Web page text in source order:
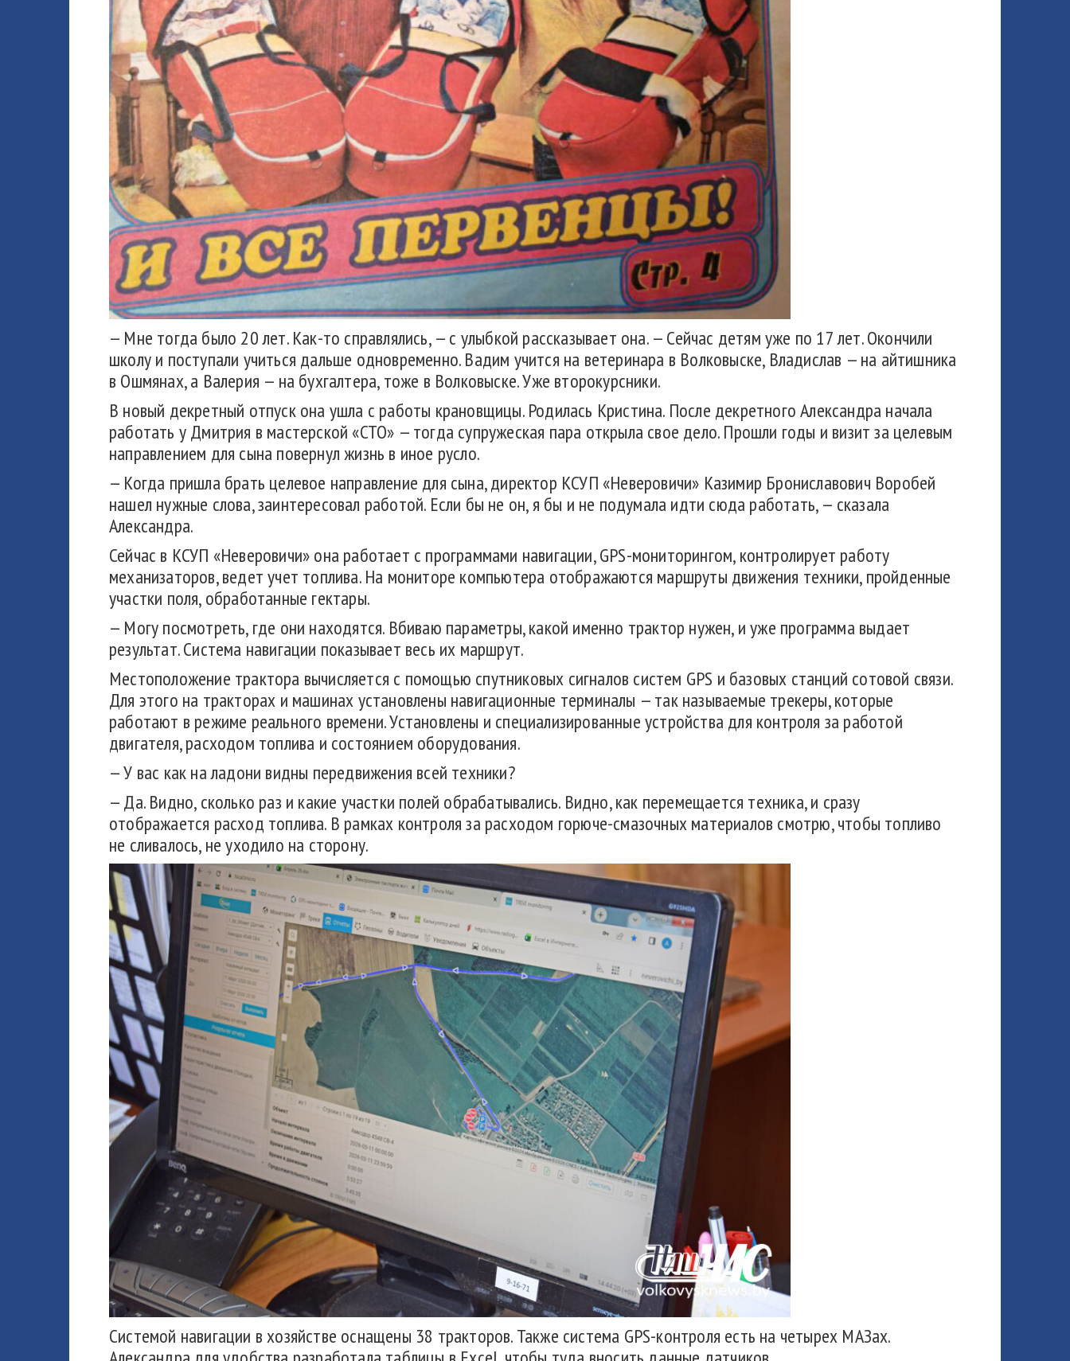
— Мне тогда было 20 лет. Как-то справлялись, — с улыбкой рассказывает она. — Сейчас детям уже по 17 лет. Окончили
школу и поступали учиться дальше одновременно. Вадим учится на ветеринара в Волковыске, Владислав — на айтишника
в Ошмянах, а Валерия — на бухгалтера, тоже в Волковыске. Уже второкурсники.
В новый декретный отпуск она ушла с работы крановщицы. Родилась Кристина. После декретного Александра начала
работать у Дмитрия в мастерской «СТО» — тогда супружеская пара открыла свое дело. Прошли годы и визит за целевым
направлением для сына повернул жизнь в иное русло.
— Когда пришла брать целевое направление для сына, директор КСУП «Неверовичи» Казимир Брониславович Воробей
нашел нужные слова, заинтересовал работой. Если бы не он, я бы и не подумала идти сюда работать, — сказала
Александра.
Сейчас в КСУП «Неверовичи» она работает с программами навигации, GPS-мониторингом, контролирует работу
механизаторов, ведет учет топлива. На мониторе компьютера отображаются маршруты движения техники, пройденные
участки поля, обработанные гектары.
— Могу посмотреть, где они находятся. Вбиваю параметры, какой именно трактор нужен, и уже программа выдает
результат. Система навигации показывает весь их маршрут.
Местоположение трактора вычисляется с помощью спутниковых сигналов систем GPS и базовых станций сотовой связи.
Для этого на тракторах и машинах установлены навигационные терминалы — так называемые трекеры, которые
работают в режиме реального времени. Установлены и специализированные устройства для контроля за работой
двигателя, расходом топлива и состоянием оборудования.
— У вас как на ладони видны передвижения всей техники?
— Да. Видно, сколько раз и какие участки полей обрабатывались. Видно, как перемещается техника, и сразу
отображается расход топлива. В рамках контроля за расходом горюче-смазочных материалов смотрю, чтобы топливо
не сливалось, не уходило на сторону.
Системой навигации в хозяйстве оснащены 38 тракторов. Также система GPS-контроля есть на четырех МАЗах.